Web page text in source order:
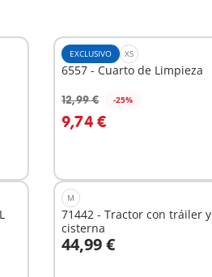
EXCLUSIVO XS
6557 - Cuarto de Limpieza
12,99 € -25%
9,74 €
M
71442 - Tractor con tráiler y
cisterna
44,99 €
A la cesta